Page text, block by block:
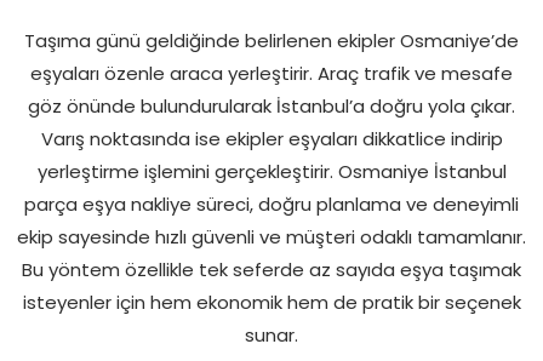
Taşıma günü geldiğinde belirlenen ekipler Osmaniye’de
eşyaları özenle araca yerleştirir. Araç trafik ve mesafe
göz önünde bulundurularak İstanbul’a doğru yola çıkar.
Varış noktasında ise ekipler eşyaları dikkatlice indirip
yerleştirme işlemini gerçekleştirir. Osmaniye İstanbul
parça eşya nakliye süreci, doğru planlama ve deneyimli
ekip sayesinde hızlı güvenli ve müşteri odaklı tamamlanır.
Bu yöntem özellikle tek seferde az sayıda eşya taşımak
isteyenler için hem ekonomik hem de pratik bir seçenek
sunar.